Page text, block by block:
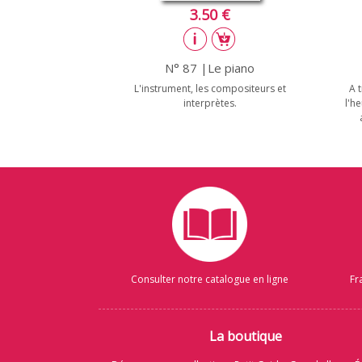
3.50 €
N° 87 |Le piano
L'instrument, les compositeurs et
interprètes.
A
Consulter notre catalogue en ligne
La boutique